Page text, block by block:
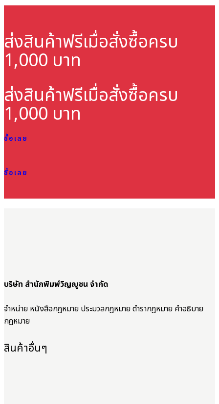
ส่งสินค้าฟรีเมื่อสั่งซื้อครบ
1,000 บาท
ส่งสินค้าฟรีเมื่อสั่งซื้อครบ
1,000 บาท
ซื้อเลย
ซื้อเลย
บริษัท สำนักพิมพ์วิญญูชน จำกัด
จำหน่าย หนังสือกฎหมาย ประมวลกฎหมาย ตำรากฎหมาย คำอธิบาย
กฎหมาย
สินค้าอื่นๆ